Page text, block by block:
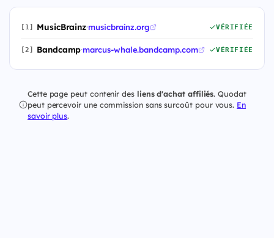
[1] MusicBrainz·musicbrainz.org VÉRIFIÉE
[2] Bandcamp·marcus-whale.bandcamp.com VÉRIFIÉE
Cette page peut contenir des liens d'achat affiliés. Quodat
peut percevoir une commission sans surcoût pour vous. En
savoir plus.